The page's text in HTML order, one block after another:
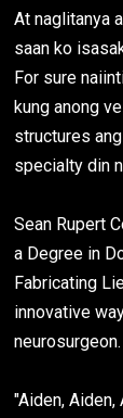
At naglitanya
saan ko
For sure
kung anong
structures
specialty din
Sean Rupert
a Degree in
Fabricating
innovative
neurosurgeon.
"Aiden, Aiden,